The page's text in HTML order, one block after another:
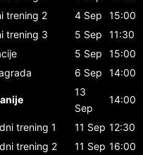
trening 2 4 Sep
15:00
trening 3 5 Sep
11:30
5 Sep
15:00
6 Sep 14:00
13
Sep
14:00
trening 1 11 Sep 12:30
trening 2 11 Sep 16:00